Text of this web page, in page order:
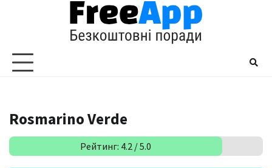
Rosmarino Verde
Рейтинг: 4.2 / 5.0